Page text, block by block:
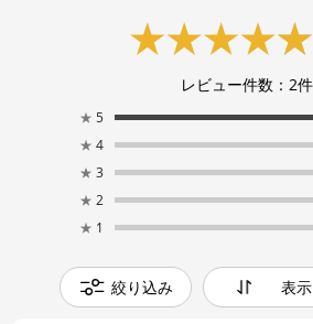
レビュー件数： 2件
★ 5
★ 4
★ 3
★ 2
★ 1
絞り込み 表